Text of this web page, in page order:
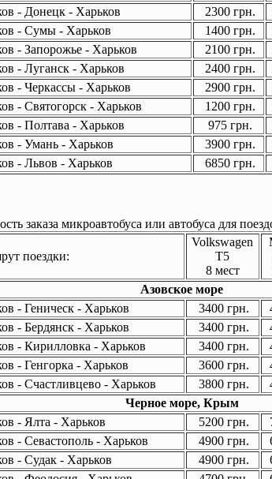
- Донецк - Харьков
2300 грн.
- Сумы - Харьков
1400 грн.
- Запорожье - Харьков
2100 грн.
- Луганск - Харьков
2400 грн.
- Черкассы - Харьков
2900 грн.
- Святогорск - Харьков
1200 грн.
- Полтава - Харьков
975 грн.
- Умань - Харьков
3900 грн.
- Львов - Харьков
6850 грн.
заказа микроавтобуса или автобуса для
поездки:
Volkswagen
T5
8 мест
Азовское море
- Геническ - Харьков
3400 грн.
- Бердянск - Харьков
3400 грн.
- Кирилловка - Харьков
3400 грн.
- Генгорка - Харьков
3600 грн.
- Счастливцево - Харьков
3800 грн.
Черное море, Крым
- Ялта - Харьков
5200 грн.
- Севастополь - Харьков
4900 грн.
- Судак - Харьков
4900 грн.